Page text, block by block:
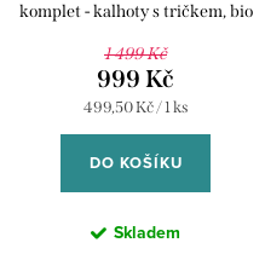
komplet - kalhoty s tričkem, bio
1 499 Kč
999 Kč
Měrná
cena:
499,50 Kč / 1 ks
DO KOŠÍKU
Skladem